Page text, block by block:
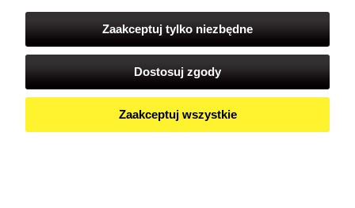
Pokaż pełną wersję strony
Zaakceptuj tylko niezbędne
Dostosuj zgody
Zaakceptuj wszystkie